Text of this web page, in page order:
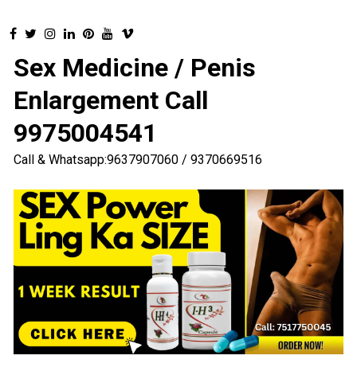
Sex Medicine / Penis
Enlargement Call
9975004541
Call & Whatsapp:9637907060 / 9370669516